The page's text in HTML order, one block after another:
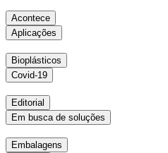
Acontece
Aplicações
Bioplásticos
Covid-19
Editorial
Em busca de soluções
Embalagens